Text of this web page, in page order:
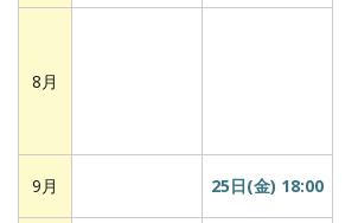
8月
9月 25日(金) 18:00